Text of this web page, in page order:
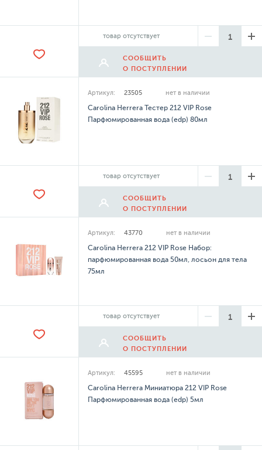
товар отсутствует
СООБЩИТЬ
О ПОСТУПЛЕНИИ
Артикул: 23505 нет в наличии
Carolina Herrera Тестер 212 VIP Rose
Парфюмированная вода (edp) 80мл
товар отсутствует
СООБЩИТЬ
О ПОСТУПЛЕНИИ
Артикул: 43770 нет в наличии
Carolina Herrera 212 VIP Rose Набор:
парфюмированная вода 50мл, лосьон для тела
75мл
товар отсутствует
СООБЩИТЬ
О ПОСТУПЛЕНИИ
Артикул: 45595 нет в наличии
Carolina Herrera Миниатюра 212 VIP Rose
Парфюмированная вода (edp) 5мл